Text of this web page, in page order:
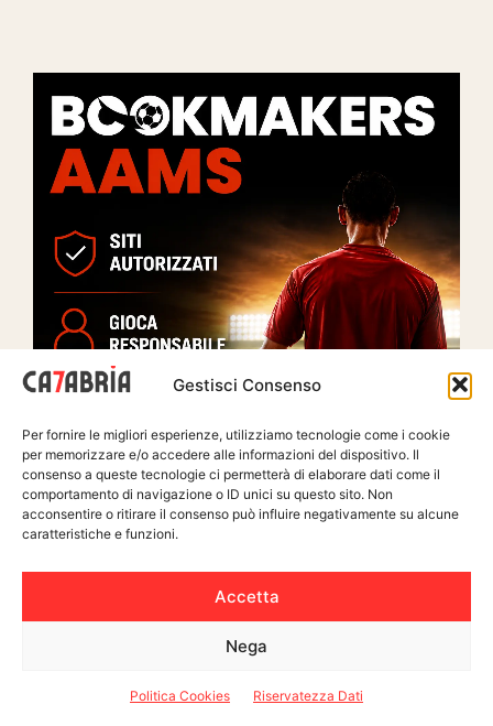
Gestisci Consenso
Per fornire le migliori esperienze, utilizziamo tecnologie come i cookie
per memorizzare e/o accedere alle informazioni del dispositivo. Il
consenso a queste tecnologie ci permetterà di elaborare dati come il
comportamento di navigazione o ID unici su questo sito. Non
acconsentire o ritirare il consenso può influire negativamente su alcune
caratteristiche e funzioni.
Accetta
Nega
Politica Cookies Riservatezza Dati